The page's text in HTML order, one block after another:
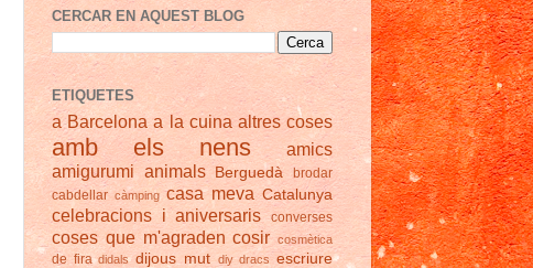
CERCAR EN AQUEST BLOG
ETIQUETES
a Barcelona a la cuina altres coses
amb els nens
amics
amigurumi animals Berguedà
brodar
cabdellar càmping casa meva Catalunya
celebracions i aniversaris converses
coses que m'agraden cosir cosmètica
de fira didals dijous mut diy dracs escriure